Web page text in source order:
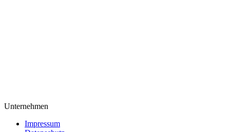
Unternehmen
Impressum